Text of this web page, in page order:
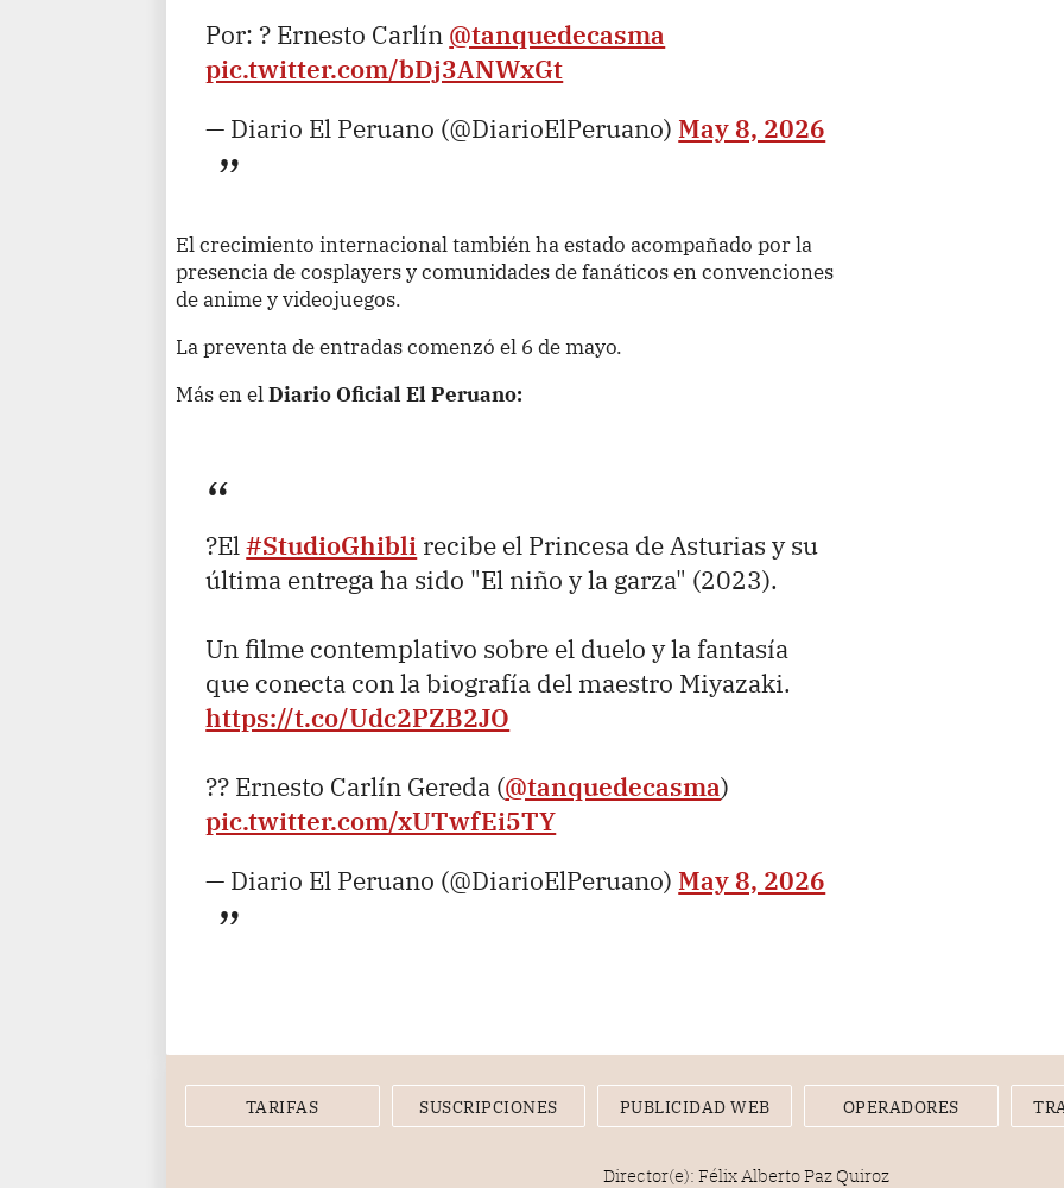
Por: ? Ernesto Carlín @tanquedecasma
pic.twitter.com/bDj3ANWxGt
— Diario El Peruano (@DiarioElPeruano) May 8, 2026
El crecimiento internacional también ha estado acompañado por la
presencia de cosplayers y comunidades de fanáticos en convenciones
de anime y videojuegos.
La preventa de entradas comenzó el 6 de mayo.
Más en elDiario Oficial El Peruano:
?El#StudioGhibli recibe el Princesa de Asturias y su
última entrega ha sido "El niño y la garza" (2023).
Un filme contemplativo sobre el duelo y la fantasía
que conecta con la biografía del maestro Miyazaki.
https://t.co/Udc2PZB2JO
?? Ernesto Carlín Gereda (@tanquedecasma)
pic.twitter.com/xUTwfEi5TY
— Diario El Peruano (@DiarioElPeruano) May 8, 2026
TARIFAS SUSCRIPCIONES PUBLICIDAD WEB OPERADORES
Director(e): Félix Alberto Paz Quiroz